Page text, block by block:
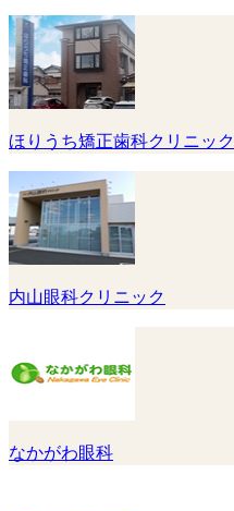
ほりうち矯正歯科クリニック
内山眼科クリニック
なかがわ眼科